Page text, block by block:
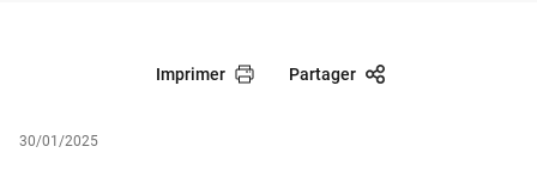
Imprimer Partager
30/01/2025